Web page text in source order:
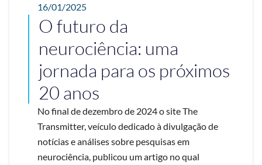
16/01/2025
O futuro da
neurociência: uma
jornada para os próximos
20 anos
No final de dezembro de 2024 o site The
Transmitter, veículo dedicado à divulgação de
notícias e análises sobre pesquisas em
neurociência, publicou um artigo no qual